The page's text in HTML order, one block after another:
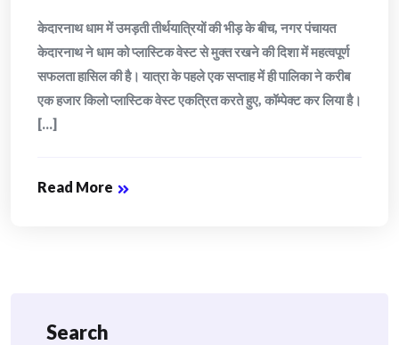
केदारनाथ धाम में उमड़ती तीर्थयात्रियों की भीड़ के बीच, नगर पंचायत
केदारनाथ ने धाम को प्लास्टिक वेस्ट से मुक्त रखने की दिशा में महत्वपूर्ण
सफलता हासिल की है। यात्रा के पहले एक सप्ताह में ही पालिका ने करीब
एक हजार किलो प्लास्टिक वेस्ट एकत्रित करते हुए, कॉम्पेक्ट कर लिया है।
[...]
Read More
Search